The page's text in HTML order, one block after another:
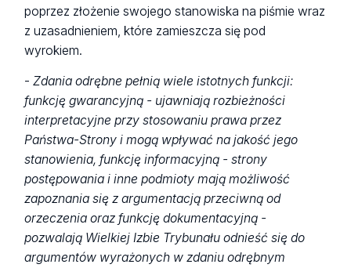
poprzez złożenie swojego stanowiska na piśmie wraz
z uzasadnieniem, które zamieszcza się pod
wyrokiem.
-Zdania odrębne pełnią wiele istotnych funkcji:
funkcję gwarancyjną - ujawniają rozbieżności
interpretacyjne przy stosowaniu prawa przez
Państwa-Strony i mogą wpływać na jakość jego
stanowienia, funkcję informacyjną - strony
postępowania i inne podmioty mają możliwość
zapoznania się z argumentacją przeciwną od
orzeczenia oraz funkcję dokumentacyjną -
pozwalają Wielkiej Izbie Trybunału odnieść się do
argumentów wyrażonych w zdaniu odrębnym